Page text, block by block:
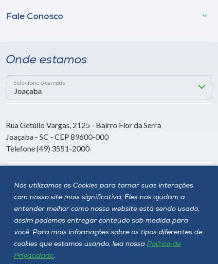
Nós utilizamos os Cookies para tornar suas interações
com nosso site mais significativa. Eles nos ajudam a
entender melhor como nosso website está sendo usado,
assim podemos entregar conteúdo sob medida para
você. Para mais informações sobre os tipos diferentes de
cookies que estamos usando, leia nossa Política de
Privacidade.
Fale Conosco
Onde estamos
Selecione o campus
Rua Getúlio Vargas, 2125 - Bairro Flor da Serra
Joaçaba - SC - CEP 89600-000
Telefone (49) 3551-2000
Siga a Unoesc